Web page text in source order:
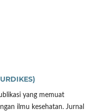
yang memuat
ilmu kesehatan. Jurnal